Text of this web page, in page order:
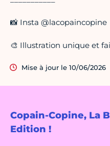
Copain-Copine, La
Edition !
📸 Insta @lacopaincopine
🎨 Illustration unique et
Mise à jour le 10/06/2026